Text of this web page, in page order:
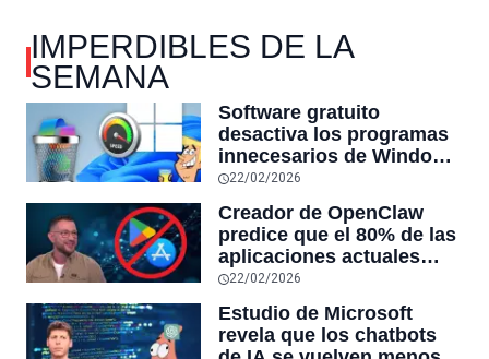
IMPERDIBLES DE LA
SEMANA
Software gratuito
desactiva los programas
innecesarios de Windows
11 y optimiza el PC,
RAM y mucho más
22/02/2026
Creador de OpenClaw
predice que el 80% de las
aplicaciones actuales
desaparecerán en el
las aplicaciones con
sensores únicos o
22/02/2026
Estudio de Microsoft
revela que los chatbots